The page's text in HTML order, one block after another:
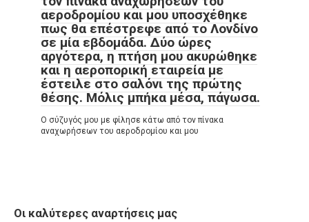
αεροδρομίου και μου υποσχέθηκε
πως θα επέστρεφε από το Λονδίνο
σε μία εβδομάδα. Δύο ώρες
αργότερα, η πτήση μου ακυρώθηκε
και η αεροπορική εταιρεία με
έστειλε στο σαλόνι της πρώτης
θέσης. Μόλις μπήκα μέσα, πάγωσα.
Ο σύζυγός μου με φίλησε κάτω από τον πίνακα
αναχωρήσεων του αεροδρομίου και μου
Οι καλύτερες αναρτήσεις μας